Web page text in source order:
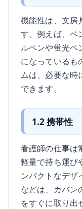
機能性は、文房
す。例えば、ペ
ルペンや蛍光ペ
になっているも
ムは、必要な時
できます。
1.2 携帯性
看護師の仕事は
軽量で持ち運び
ンパクトなデザ
などは、カバン
をすぐに取り出